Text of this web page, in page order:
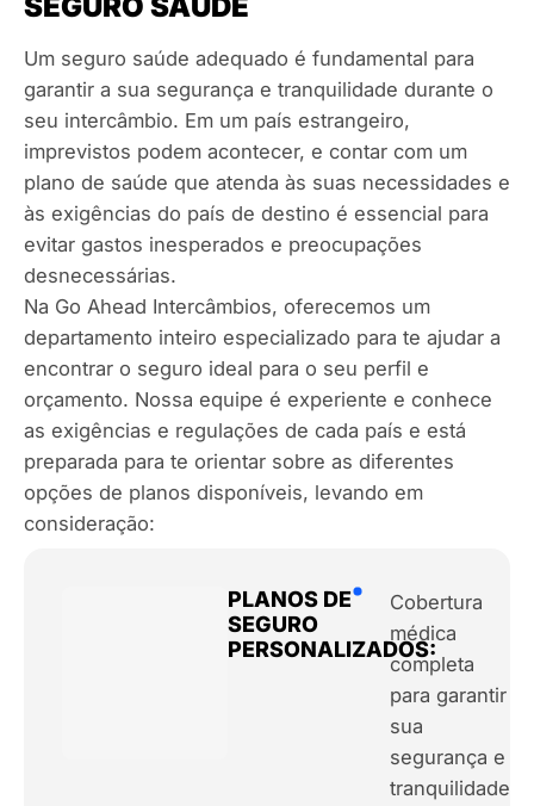
Um seguro saúde adequado é fundamental para
garantir a sua segurança e tranquilidade durante o
seu intercâmbio. Em um país estrangeiro,
imprevistos podem acontecer, e contar com um
plano de saúde que atenda às suas necessidades e
às exigências do país de destino é essencial para
evitar gastos inesperados e preocupações
desnecessárias.
Na Go Ahead Intercâmbios, oferecemos um
departamento inteiro especializado para te ajudar a
encontrar o seguro ideal para o seu perfil e
orçamento. Nossa equipe é experiente e conhece
as exigências e regulações de cada país e está
preparada para te orientar sobre as diferentes
opções de planos disponíveis, levando em
consideração:
PLANOS DE
SEGURO
PERSONALIZADOS:
Cobertura
médica
completa
para garantir
sua
segurança e
tranquilidade